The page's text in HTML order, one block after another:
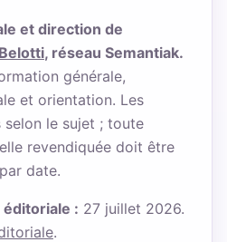
et direction de
, réseau Semantiak.
générale,
et orientation. Les
selon le sujet ; toute
revendiquée doit être
date.
: 27 juillet 2026.
.